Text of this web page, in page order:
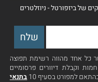
של ביזפורטל - ניוזלטרים
כל אחד מהווה רשימת תפוצה
וקבלת דיוורים פרסומיים
למפורט בסעיף 10
בתנאי